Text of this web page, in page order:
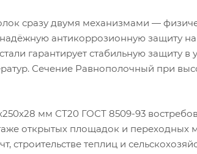
сразу двумя механизмами —
антикоррозионную защиту
гарантирует стабильную защиту в
Сечение Равнополочный при
мм СТ20 ГОСТ 8509-93
открытых площадок и переходных
строительстве теплиц и